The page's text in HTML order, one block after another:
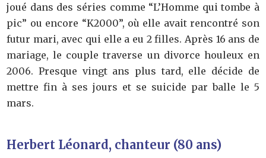
joué dans des séries comme “L’Homme qui tombe à
pic” ou encore “K2000”, où elle avait rencontré son
futur mari, avec qui elle a eu 2 filles. Après 16 ans de
mariage, le couple traverse un divorce houleux en
2006. Presque vingt ans plus tard, elle décide de
mettre fin à ses jours et se suicide par balle le 5
mars.
Herbert Léonard, chanteur (80 ans)